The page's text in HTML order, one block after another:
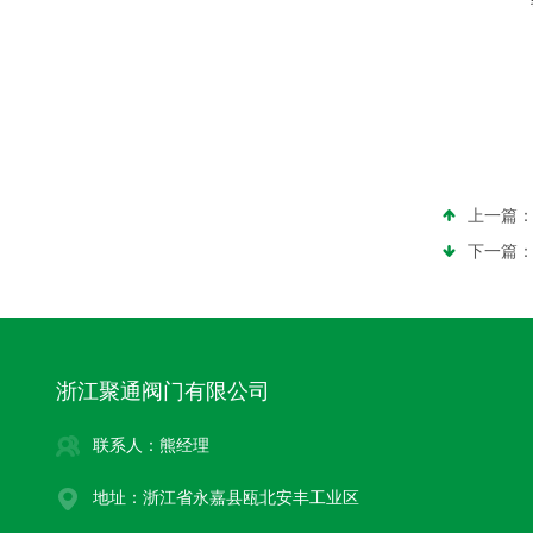
上一篇：
下一篇：
浙江聚通阀门有限公司
联系人：熊经理
地址：浙江省永嘉县瓯北安丰工业区